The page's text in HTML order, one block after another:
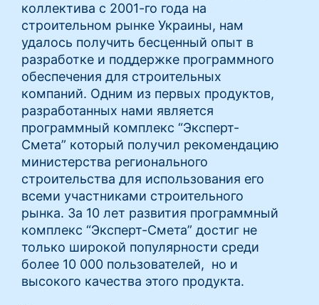
коллектива с 2001-го года на
строительном рынке Украины, нам
удалось получить бесценный опыт в
разработке и поддержке программного
обеспечения для строительных
компаний. Одним из первых продуктов,
разработанных нами является
программный комплекс “Эксперт-
Смета” который получил рекомендацию
министерства регионального
строительства для использования его
всеми участниками строительного
рынка. За 10 лет развития программный
комплекс “Эксперт-Смета” достиг не
только широкой популярности среди
более 10 000 пользователей, но и
высокого качества этого продукта.